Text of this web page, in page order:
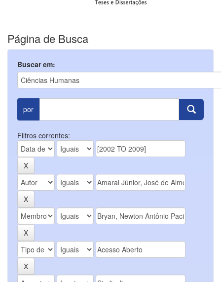
Página de Busca
Buscar em:
por
Filtros correntes: